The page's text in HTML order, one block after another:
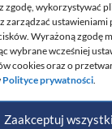
zgodę, wykorzystywać
zarządzać ustawieniami
Wyrażoną zgodę
wybrane wcześniej
cookies oraz o
Polityce prywatności
Zaakceptuj
i
z budowy
kontenerów